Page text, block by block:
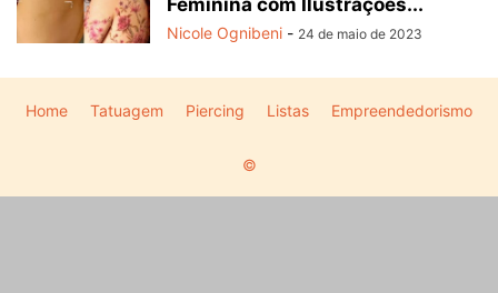
Feminina com Ilustrações...
Nicole Ognibeni - 24 de maio de 2023
Home Tatuagem Piercing Listas Empreendedorismo
©